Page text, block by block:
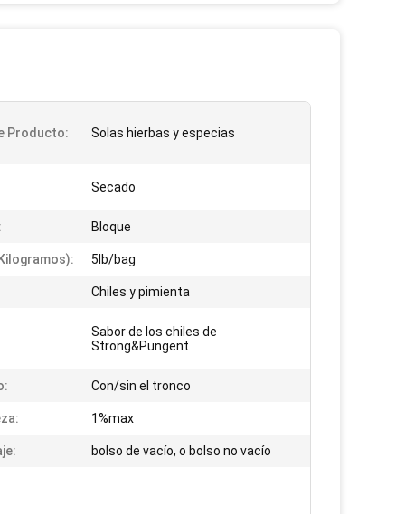
Producto: Solas hierbas y especias
Secado
Bloque
5lb/bag
Chiles y pimienta
Sabor de los chiles de
Strong&Pungent
Con/sin el tronco
1%max
bolso de vacío, o bolso no vacío